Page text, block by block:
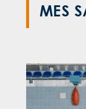
MES